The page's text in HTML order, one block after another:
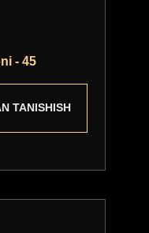
- 45
TANISHISH